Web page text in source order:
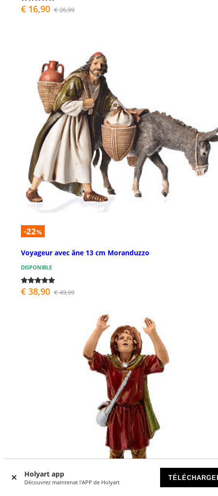
Holyart app
Découvrez maintenat l'APP de Holyart
€ 16,90 € 26,99
-22%
Voyageur avec âne 13 cm Moranduzzo
DISPONIBLE
€ 38,90 € 49,99